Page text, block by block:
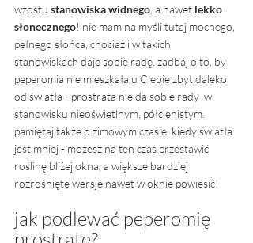
wzostu stanowiska widnego , a nawet lekko
słonecznego! nie mam na myśli tutaj mocnego,
pełnego słońca, chociaż i w takich
stanowiskach daje sobie radę. zadbaj o to, by
peperomia nie mieszkała u Ciebie zbyt daleko
od światła - prostrata nie da sobie rady  w
stanowisku nieoświetlnym, półcienistym.
pamiętaj także o zimowym czasie, kiedy światła
jest mniej - możesz na ten czas przestawić
roślinę bliżej okna, a większe bardziej
rozrośnięte wersje nawet w oknie powiesić!
jak podlewać peperomię